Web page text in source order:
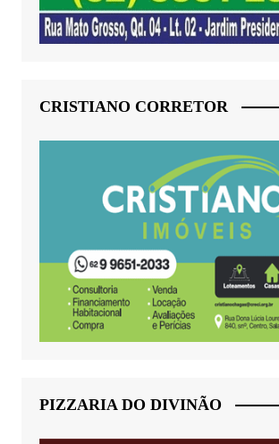
CRISTIANO CORRETOR
PIZZARIA DO DIVINÃO